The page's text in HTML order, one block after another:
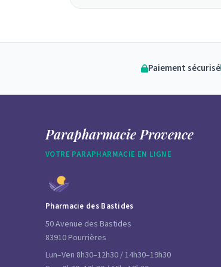
Paiement sécurisé
Parapharmacie Provence
VOTRE PARAPHARMACIE EN LIGNE
Pharmacie des Bastides
50 Avenue des Bastides
83910 Pourrières
Lun–Ven 8h30–12h30 / 14h30–19h30